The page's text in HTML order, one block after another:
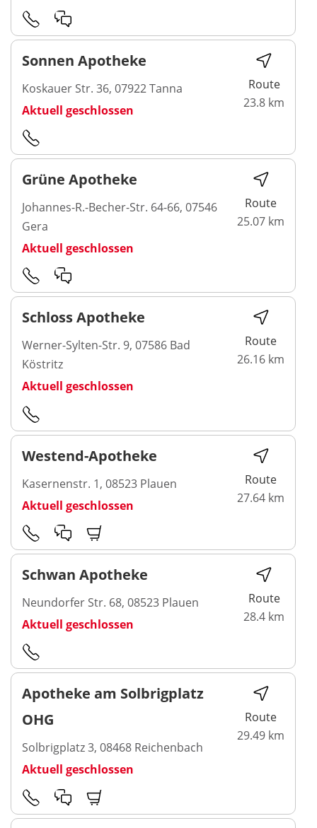
Sonnen Apotheke
Koskauer Str. 36, 07922 Tanna
Aktuell geschlossen
Route
23.8 km
Grüne Apotheke
Johannes-R.-Becher-Str. 64-66, 07546
Gera
Aktuell geschlossen
Route
25.07 km
Schloss Apotheke
Werner-Sylten-Str. 9, 07586 Bad
Köstritz
Aktuell geschlossen
Route
26.16 km
Westend-Apotheke
Kasernenstr. 1, 08523 Plauen
Aktuell geschlossen
Route
27.64 km
Schwan Apotheke
Neundorfer Str. 68, 08523 Plauen
Aktuell geschlossen
Route
28.4 km
Apotheke am Solbrigplatz
OHG
Solbrigplatz 3, 08468 Reichenbach
Aktuell geschlossen
Route
29.49 km